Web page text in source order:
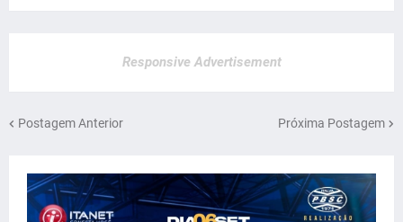
Responsive Advertisement
Postagem Anterior Próxima Postagem